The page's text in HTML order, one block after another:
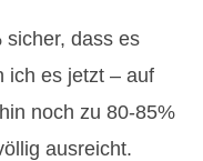
sicher, dass es
ich es jetzt – auf
noch zu 80-85%
ausreicht.